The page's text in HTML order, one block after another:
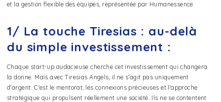
et la gestion flexible des équipes, représentée par Humanessence.
1/ La touche Tiresias : au-delà
du simple investissement :
Chaque start-up audacieuse cherche cet investissement qui changera
la donne. Mais avec Tiresias Angels, il ne s'agit pas uniquement
d'argent. C'est le mentorat, les connexions précieuses et l'approche
stratégique qui propulsent réellement une société. Ils ne se contentent